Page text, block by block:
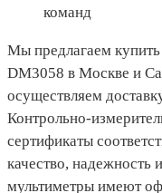
команд
Мы предлагаем
DM3058 в Москве и
осуществляем
Контрольно-
сертификаты
качество, надежность
мультиметры имеют